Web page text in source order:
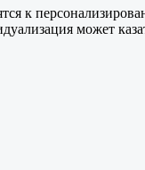
к
может